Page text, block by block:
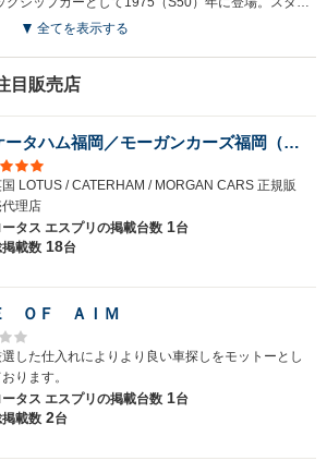
全てを表示する
目販売店
ＬＯＴＵＳ福岡／ケータハム福岡／モーガンカーズ福岡（株）ＵＫＳＰＯＲＴＳＣＡＲＳ
LOTUS / CATERHAM / MORGAN CARS 正規販
理店
ータス エスプリの掲載台数 1台
載数 18台
ＯＦ ＡＩＭ
選した仕入れによりより良い車探しをモットーとし
ります。
ータス エスプリの掲載台数 1台
載数 2台